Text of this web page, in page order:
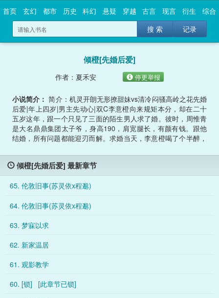
首页 玄幻 都市 历史 科幻 悬疑 穿越 古言 现言 衍生
综合
搜 索
记录
倾橙[先婚后爱]
作者：夏禾安 停更举报
小说简介： 简介：机灵开朗无形撩甜妹vs清冷闷骚高岭之花先婚
后爱|年上四岁|男主先动心|双C李意橙向来规矩本分，却在二十
五岁这年，跟一个只见了三面的陌生男人求了婚。彼时，周惟青
是大名鼎鼎集团太子爷，身高190，肩宽腿长，有颜有钱。跟他
结婚，所有问题都能迎刃而解。求婚当天，李意橙喝了个半醉，
得她被男人从车里丢了出去。第二天手机上却多了条信息周惟青
：【什么时候领证？】李意橙：？？？？-传闻中周氏集团太子爷
周惟青不近女色，高冷寡言，做事却是出了名的雷厉风行，狠戾
决绝。婚讯一出来，……
倾橙[先婚后爱] 最新章节
65. 伦敦旧事(苏灵依x程邈)
64. 伦敦旧事(苏灵依x程邈)
63. 梦寐以求
62. 新家温居
61. 观影教学
60. [锁] [此章节已锁]